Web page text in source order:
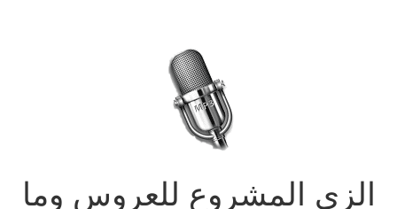
الزي المشروع للعروس وما